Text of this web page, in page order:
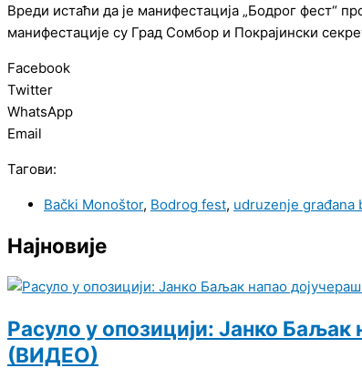
Вреди истаћи да је манифестација „Бодрог фест“
манифестације су Град Сомбор и Покрајински
Facebook
Twitter
WhatsApp
Email
Тагови:
Bački Monoštor, Bodrog fest, udruzenje građana
Најновије
Расуло у опозицији: Јанко
(ВИДЕО)